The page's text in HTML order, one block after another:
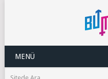
MENÜ